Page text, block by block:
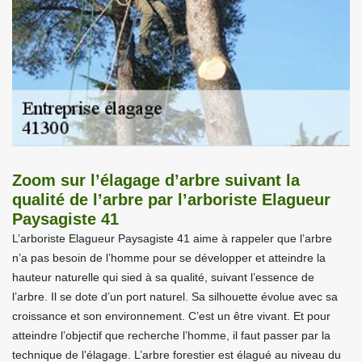
Zoom sur l’élagage d’arbre suivant la
qualité de l’arbre par l’arboriste Elagueur
Paysagiste 41
L’arboriste Elagueur Paysagiste 41 aime à rappeler que l’arbre
n’a pas besoin de l’homme pour se développer et atteindre la
hauteur naturelle qui sied à sa qualité, suivant l’essence de
l’arbre. Il se dote d’un port naturel. Sa silhouette évolue avec sa
croissance et son environnement. C’est un être vivant. Et pour
atteindre l’objectif que recherche l’homme, il faut passer par la
technique de l’élagage. L’arbre forestier est élagué au niveau du